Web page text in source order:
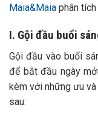
Maia&Maia phân
I. Gội đầu buổi
Gội đầu vào buổi
để bắt đầu ngày
kèm với những ưu
sau: